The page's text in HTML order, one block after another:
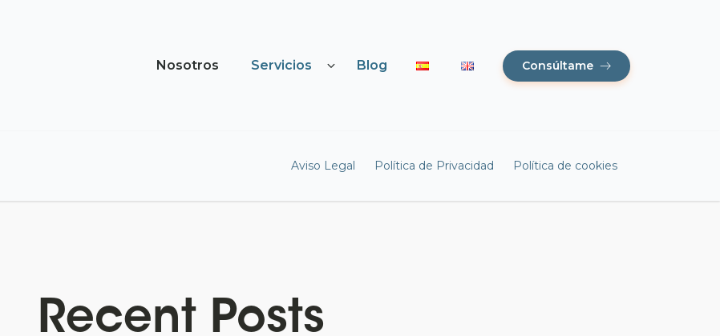
Nosotros Servicios Blog Consúltame
Aviso Legal Política de Privacidad Política de cookies
Recent Posts